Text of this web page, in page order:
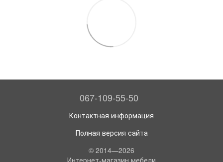
067-109-55-50
Контактная информация
Полная версия сайта
© 2014—2026
Интернет-магазин мебели